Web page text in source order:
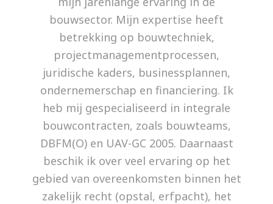
bouwsector. Mijn expertise heeft
betrekking op bouwtechniek,
projectmanagementprocessen,
juridische kaders, businessplannen,
ondernemerschap en financiering. Ik
heb mij gespecialiseerd in integrale
bouwcontracten, zoals bouwteams,
DBFM(O) en UAV-GC 2005. Daarnaast
beschik ik over veel ervaring op het
gebied van overeenkomsten binnen het
zakelijk recht (opstal, erfpacht), het